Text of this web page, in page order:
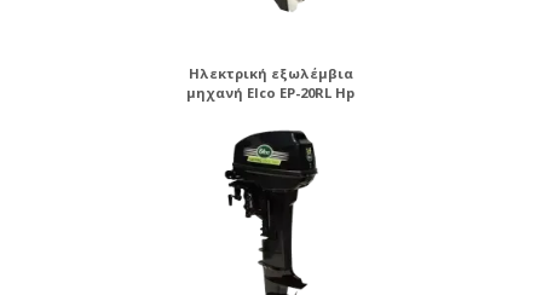
Ηλεκτρική εξωλέμβια
μηχανή Elco EP-20RL Hp